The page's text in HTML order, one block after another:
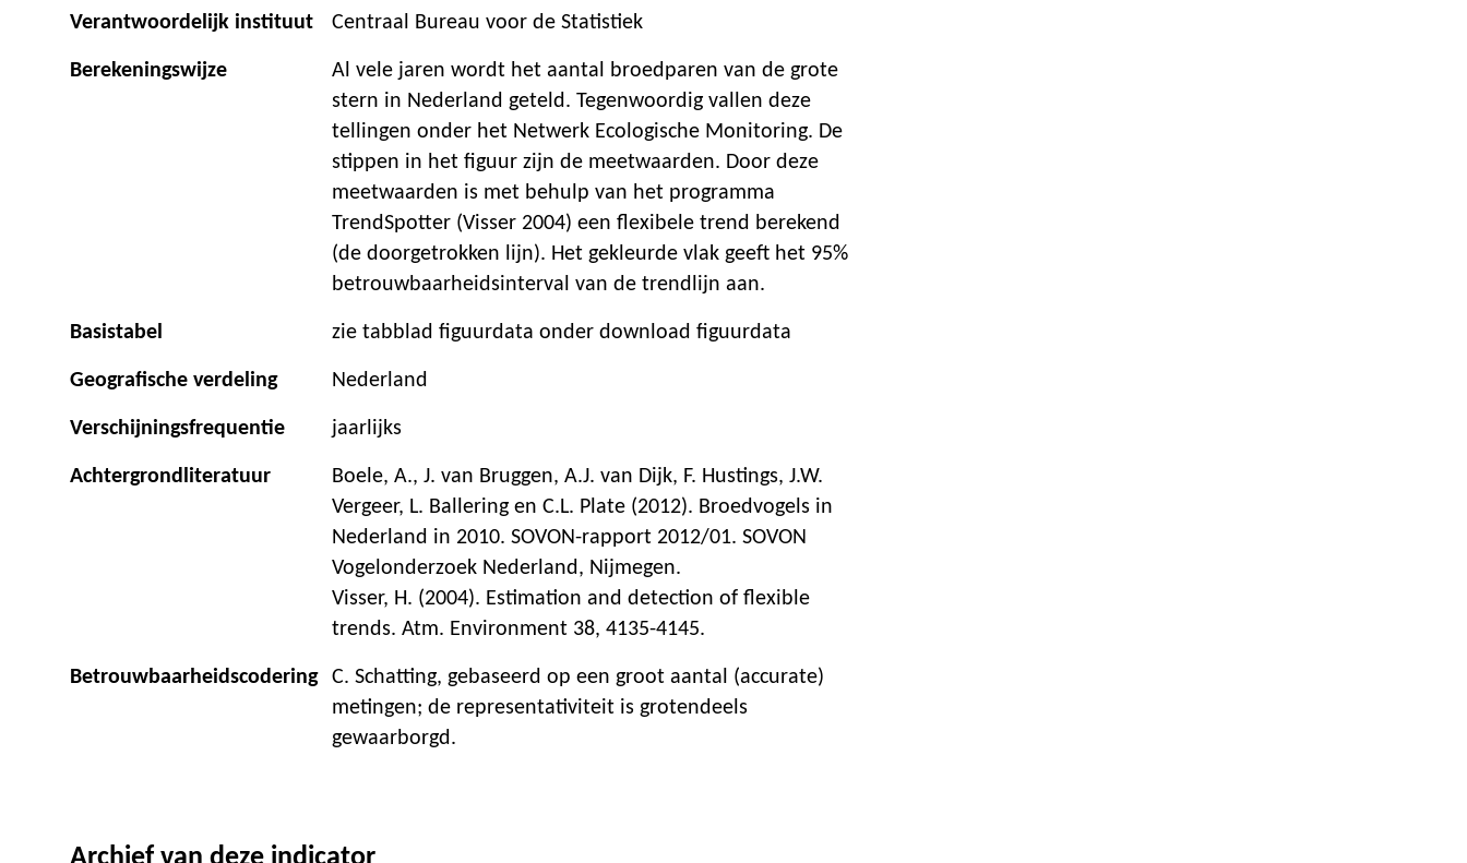
Verantwoordelijk instituut Centraal Bureau voor de Statistiek
Berekeningswijze
Al vele jaren wordt het aantal broedparen van de grote
stern in Nederland geteld. Tegenwoordig vallen deze
tellingen onder het Netwerk Ecologische Monitoring. De
stippen in het figuur zijn de meetwaarden. Door deze
meetwaarden is met behulp van het programma
TrendSpotter (Visser 2004) een flexibele trend berekend
(de doorgetrokken lijn). Het gekleurde vlak geeft het 95%
betrouwbaarheidsinterval van de trendlijn aan.
Basistabel zie tabblad figuurdata onder download figuurdata
Geografische verdeling Nederland
Verschijningsfrequentie jaarlijks
Achtergrondliteratuur
Boele, A., J. van Bruggen, A.J. van Dijk, F. Hustings, J.W.
Vergeer, L. Ballering en C.L. Plate (2012). Broedvogels in
Nederland in 2010. SOVON-rapport 2012/01. SOVON
Vogelonderzoek Nederland, Nijmegen.
Visser, H. (2004). Estimation and detection of flexible
trends. Atm. Environment 38, 4135-4145.
Betrouwbaarheidscodering
C. Schatting, gebaseerd op een groot aantal (accurate)
metingen; de representativiteit is grotendeels
gewaarborgd.